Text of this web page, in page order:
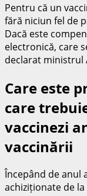
Pentru că un
fără niciun fel de
Dacă este
electronică, care
declarat ministrul
Care este
care
vaccinezi
vaccinării
Începând de anul
achiziționate de